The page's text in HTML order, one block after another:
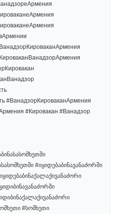
#ВанадзорКироваканАрмения
#Кировакан #Ванадзор
#იყიდებაბინავანაძორში
#სომხეთი